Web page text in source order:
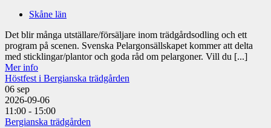
Skåne län
Det blir många utställare/försäljare inom trädgårdsodling och ett
program på scenen. Svenska Pelargonsällskapet kommer att delta
med sticklingar/plantor och goda råd om pelargoner. Vill du [...]
Mer info
Höstfest i Bergianska trädgården
06 sep
2026-09-06
11:00 - 15:00
Bergianska trädgården